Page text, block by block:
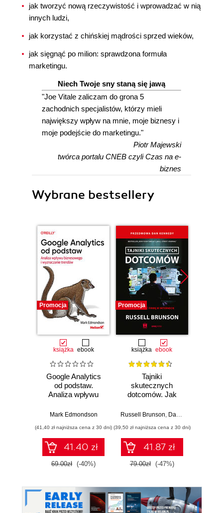
jak tworzyć nową rzeczywistość i wprowadzać w nią
innych ludzi,
jak korzystać z chińskiej mądrości sprzed wieków,
jak sięgnąć po milion: sprawdzona formuła
marketingu.
Niech Twoje sny staną się jawą
"Joe Vitale zaliczam do grona 5
zachodnich specjalistów, którzy mieli
największy wpływ na mnie, moje biznesy i
moje podejście do marketingu."
Piotr Majewski
twórca portalu CNEB czyli Czas na e-
biznes
Wybrane bestsellery
Promocja
książka ebook
Google Analytics
od podstaw.
Analiza wpływu
wyznaczanie
Mark Edmondson
(41,40 zł najniższa cena z 30 dni)
41.40 zł
69.00zł (-40%)
Promocja
książka ebook
Tajniki
skutecznych
dotcomów. Jak
internecie
Russell Brunson Dan Kennedy
(39,50 zł najniższa cena z 30 dni)
41.87 zł
79.00zł (-47%)